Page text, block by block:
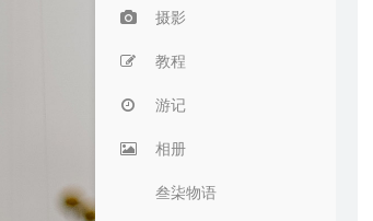
摄影
教程
游记
相册
叁柒物语